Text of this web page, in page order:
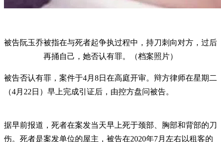
被告阮玉乔被指在与死者起争执过程中，持刀刺向对方，过后
再捅自己，她否认有罪。（档案照片）
被告否认有罪，案件于4月8日在高庭开审。辩方律师在星期二
（4月22日）早上完成引证后，由控方盘问被告。
据早前报道，死者在案发当天早上死于颈部、胸部和背部的刀
伤。死者是案发单位的屋主，被告在2020年7月左右以租客的